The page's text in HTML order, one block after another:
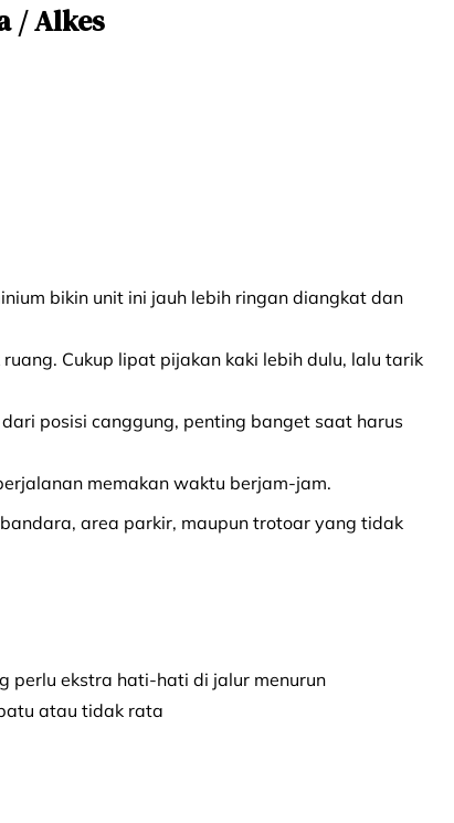
/ Alkes
bikin unit ini jauh lebih ringan diangkat dan
Cukup lipat pijakan kaki lebih dulu, lalu tarik
posisi canggung, penting banget saat harus
memakan waktu berjam-jam.
area parkir, maupun trotoar yang tidak
perlu ekstra hati-hati di jalur menurun
atau tidak rata